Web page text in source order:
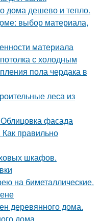
дома дешево и тепло.
выбор материала,
материала
с холодным
пола чердака в
леса из
фасада
Как правильно
шкафов.
на биметаллические.
деревянного дома.